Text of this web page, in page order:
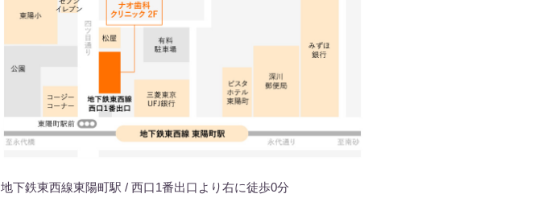
地下鉄東西線東陽町駅 / 西口1番出口より右に徒歩0分